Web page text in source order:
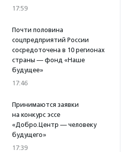
17:59
Почти половина
соцпредприятий России
сосредоточена в 10 регионах
страны — фонд «Наше
будущее»
17:46
Принимаются заявки
на конкурс эссе
«Добро.Центр — человеку
будущего»
17:39